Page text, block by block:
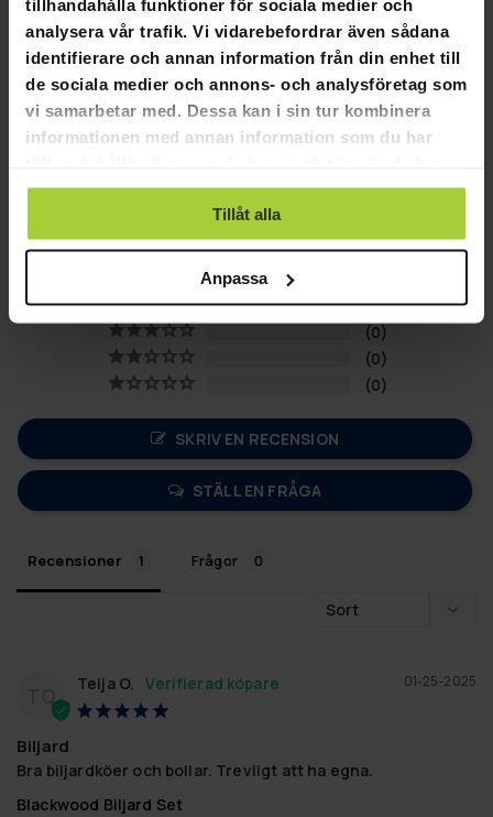
tillhandahålla funktioner för sociala medier och
analysera vår trafik. Vi vidarebefordrar även sådana
identifierare och annan information från din enhet till
de sociala medier och annons- och analysföretag som
vi samarbetar med. Dessa kan i sin tur kombinera
informationen med annan information som du har
använt deras tjänster.
Tillåt alla
Anpassa
avslappnad spelkväll, levererar detta poolset professionell
prestanda och oändlig underhållning. Det är dags att
finslipa dina färdigheter och ta biljardhallens spänning hem
till dig. Redo att racka upp?
Baserat på 1 recensioner
0
0
0
0
SKRIV EN RECENSION
STÄLL EN FRÅGA
Recensioner Frågor
TO
01-25-2025
Teija O.
Biljard
Bra biljardköer och bollar. Trevligt att ha egna.
Blackwood Biljard Set